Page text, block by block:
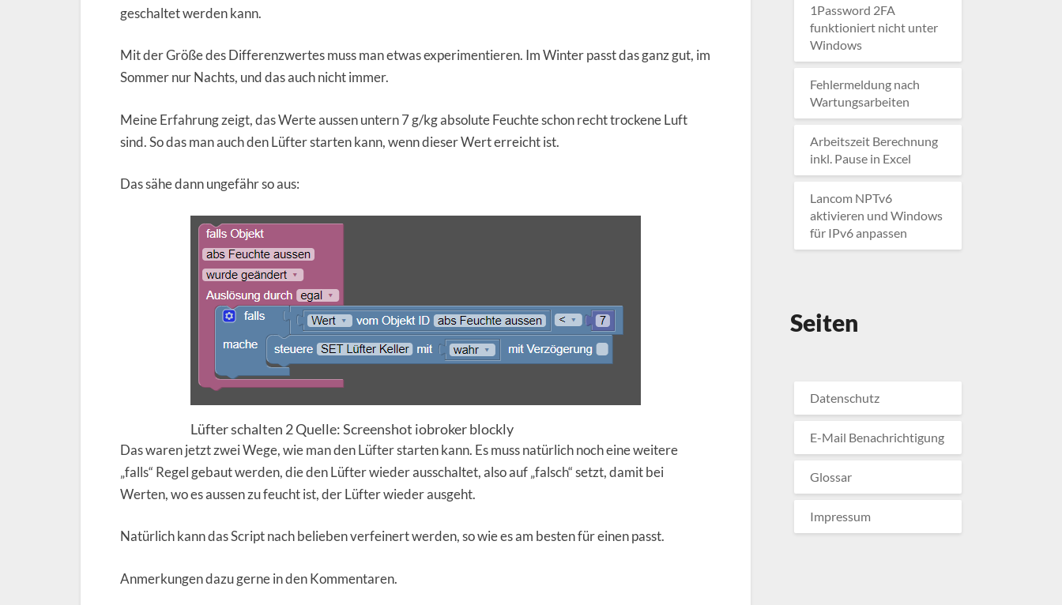
geschaltet werden kann.
Mit der Größe des Differenzwertes muss man etwas experimentieren. Im Winter passt das ganz gut, im
Sommer nur Nachts, und das auch nicht immer.
Meine Erfahrung zeigt, das Werte aussen untern 7 g/kg absolute Feuchte schon recht trockene Luft
sind. So das man auch den Lüfter starten kann, wenn dieser Wert erreicht ist.
Das sähe dann ungefähr so aus:
Lüfter schalten 2 Quelle: Screenshot iobroker blockly
Das waren jetzt zwei Wege, wie man den Lüfter starten kann. Es muss natürlich noch eine weitere
„falls“ Regel gebaut werden, die den Lüfter wieder ausschaltet, also auf „falsch“ setzt, damit bei
Werten, wo es aussen zu feucht ist, der Lüfter wieder ausgeht.
Natürlich kann das Script nach belieben verfeinert werden, so wie es am besten für einen passt.
Anmerkungen dazu gerne in den Kommentaren.
1Password 2FA
funktioniert nicht unter
Windows
Fehlermeldung nach
Wartungsarbeiten
Arbeitszeit Berechnung
inkl. Pause in Excel
Lancom NPTv6
aktivieren und Windows
für IPv6 anpassen
Seiten
Datenschutz
E-Mail Benachrichtigung
Glossar
Impressum